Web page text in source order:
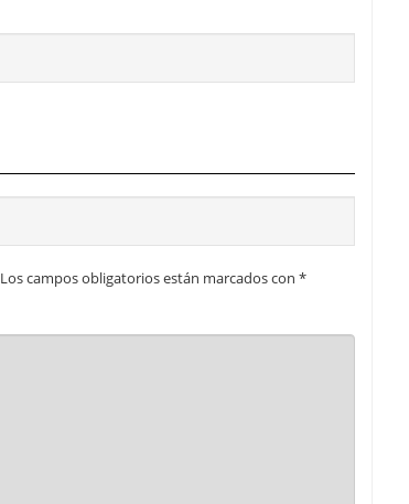
Los campos obligatorios están marcados con *